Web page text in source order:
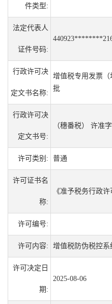
件类型:
法定代表人
证件号码:
行政许可决
定文书名称:
增值税专用发票
批
行政许可决
定文书号:
（穗番税） 许准
许可类别: 普通
许可证书名
称:
《准予税务行政许
许可编号:
许可内容: 增值税防伪税控
许可决定日
期:
2025-08-06